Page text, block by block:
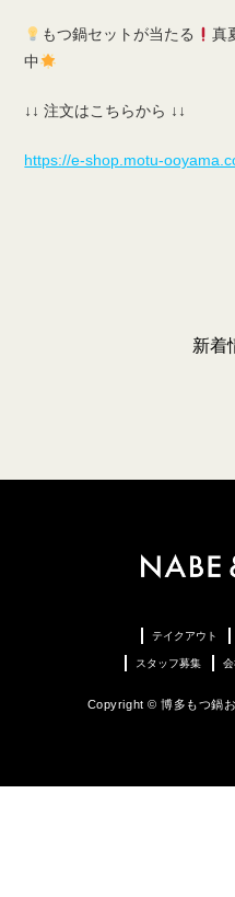
もつ鍋セットが当たる
真
中
↓↓ 注文はこちらから ↓↓
https://e-shop.motu-
新着
テイクアウト
スタッフ募集
Copyright © 博多もつ鍋